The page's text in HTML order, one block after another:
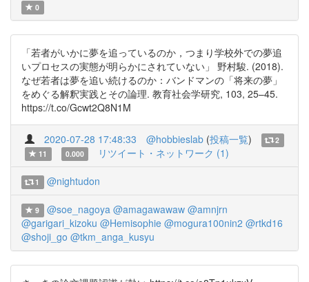
0
「若者がいかに夢を追っているのか，つまり学校外での夢追
いプロセスの実態が明らかにされていない」 野村駿. (2018).
なぜ若者は夢を追い続けるのか：バンドマンの「将来の夢」
をめぐる解釈実践とその論理. 教育社会学研究, 103, 25–45.
https://t.co/Gcwt2Q8N1M
2020-07-28 17:48:33 @hobbieslab (投稿一覧)
2
11
0.000 リツイート・ネットワーク (1)
1 @nightudon
9 @soe_nagoya @amagawawaw @amnjrn
@garigari_kizoku @Hemisophie @mogura100nin2 @rtkd16
@shoji_go @tkm_anga_kusyu